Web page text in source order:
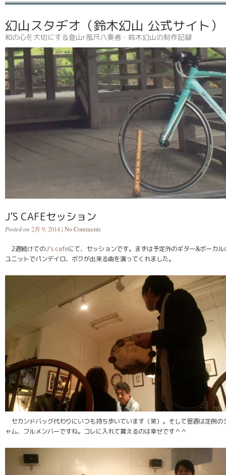
幻山スタヂオ（鈴木幻山 公式サイト
和の心を大切にする登山r風尺八奏者・鈴木幻山の制作記録
J’S CAFEセッション
Posted on 2月 9, 2014 | No Comments
2週続けてのJ’s cafeにて、セッションです。まずは予定外のギター&ボーカル
ユニットでパンデイロ、ボクが出来る曲を演ってくれました。
セカンドバッグ代わりにいつも持ち歩いています（笑）。そして翌週は定例の
ャム、フルメンバーですね。コレに入れて貰えるのは幸せです＾＾